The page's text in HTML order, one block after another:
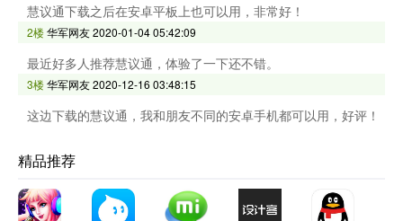
慧议通下载之后在安卓平板上也可以用，非常好！
2楼华军网友2020-01-04 05:42:09
最近好多人推荐慧议通，体验了一下还不错。
3楼华军网友2020-12-16 03:48:15
这边下载的慧议通，我和朋友不同的安卓手机都可以用，好评！
精品推荐